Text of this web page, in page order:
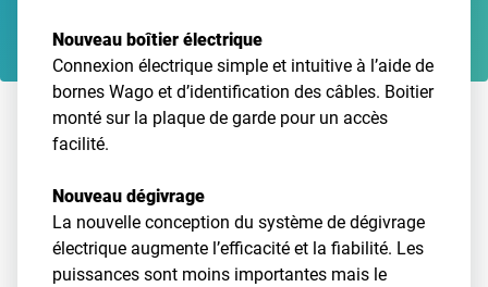
Nouveau boîtier électrique
Connexion électrique simple et intuitive à l’aide de
bornes Wago et d’identification des câbles. Boitier
monté sur la plaque de garde pour un accès
facilité.
Nouveau dégivrage
La nouvelle conception du système de dégivrage
électrique augmente l’efficacité et la fiabilité. Les
puissances sont moins importantes mais le